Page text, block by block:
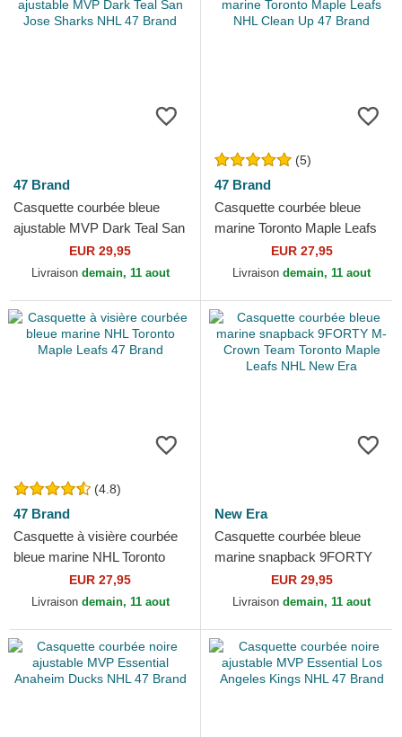
47 Brand
Casquette courbée bleue
ajustable MVP Dark Teal San
Jose Sharks NHL 47 Brand
EUR 29,95
Livraison demain, 11 aout
(5)
47 Brand
Casquette courbée bleue
marine Toronto Maple Leafs
NHL Clean Up 47 Brand
EUR 27,95
Livraison demain, 11 aout
(4.8)
47 Brand
Casquette à visière courbée
bleue marine NHL Toronto
Maple Leafs 47 Brand
EUR 27,95
Livraison demain, 11 aout
New Era
Casquette courbée bleue
marine snapback 9FORTY
M-Crown Team Toronto
Maple Leafs NHL New Era
EUR 29,95
Livraison demain, 11 aout